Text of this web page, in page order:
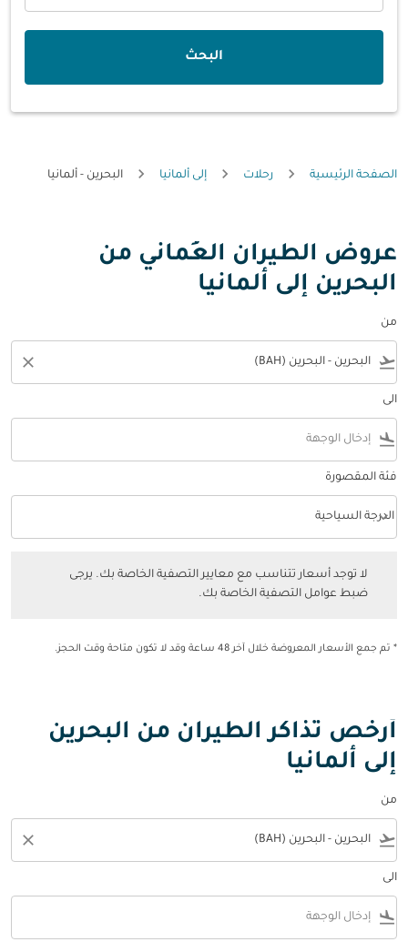
البحث
الصفحة الرئيسية رحلات إلى ألمانيا البحرين - ألمانيا
عروض الطيران العُماني من
البحرين إلى ألمانيا
من
flight_takeoff
close
الى
flight_land
فئة المقصورة
فئة المقصورة option الدرجة السياحية Selected
الدرجة السياحية
keyboard_arrow_down
لا توجد أسعار تتناسب مع معايير التصفية الخاصة بك. يرجى
ضبط عوامل التصفية الخاصة بك.
* تم جمع الأسعار المعروضة خلال آخر 48 ساعة وقد لا تكون متاحة وقت الحجز.
أرخص تذاكر الطيران من البحرين
إلى ألمانيا
من
flight_takeoff
close
الى
flight_land